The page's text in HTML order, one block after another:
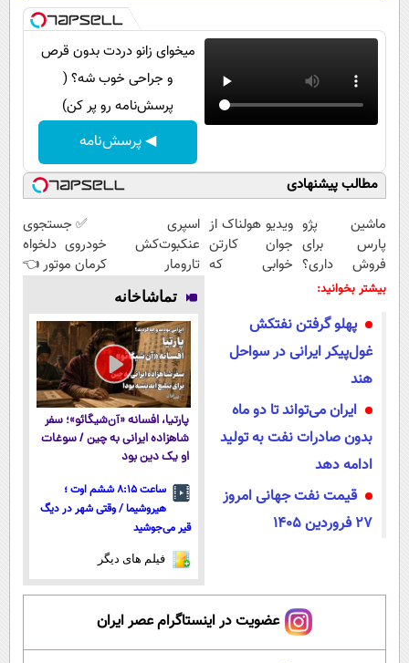
میخوای زانو دردت بدون قرص
و جراحی خوب شه؟ (
پرسش‌نامه رو پر کن)
◀ پرسش‌نامه
مطالب پیشنهادی
ماشین پژو
پارس برای
فروش داری؟
اینجا سریع
ویدیو هولناک از
جوان کارتن
خوابی که
اسپری
عنکبوت‌‌کش
تارومار
ازبین‌برنده انواع
عنکبوت
✅ جستجوی
خودروی دلخواه
کرمان موتور 👈
مستقیم
بیشتر بخوانید:
پهلو گرفتن نفتکش
غول‌پیکر ایرانی در سواحل
هند
ایران می‌تواند تا دو ماه
بدون صادرات نفت به تولید
ادامه دهد
قیمت نفت جهانی امروز
27 فروردین 1405
تماشاخانه
پارتیا، افسانه «آن‌شیگائو»؛ سفر
شاهزاده ایرانی به چین / سوغات
او یک دین بود
ساعت ۸:۱۵ ششم اوت ؛
هیروشیما / وقتی شهر در دیگ
قیر می‌جوشید
فیلم های دیگر
عضویت در اینستاگرام عصر ایران